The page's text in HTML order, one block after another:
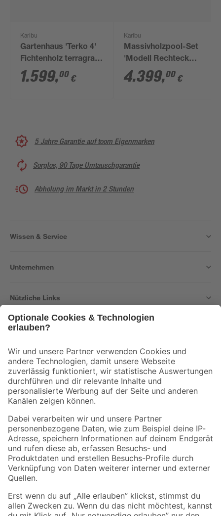
Karibu
Gartenhaus 'Terko 4'
Fichtenholz terragrau
211 x 302 x 217 cm
1.599,00 €
Karibu
Massivholzpool-Set
'Modell Rechteck
pool-Set 1 B' 300 x
267 x 124 cm mit
4.399,00 €
5 Jahre Garantie auf toom Eigenmarken
Sorglos, 90 Tage Umtauschgarantie
Abholung im Markt in 2 Stunden
Wissen & Service
Unternehmen
Nützliche Links
Der toom Newsletter: Keine Angebote und Aktionen mehr verpassen!
Zur Newsletter Anmeldung
Folge uns
Zahlungsarten Versandarten
Sicher einkaufen